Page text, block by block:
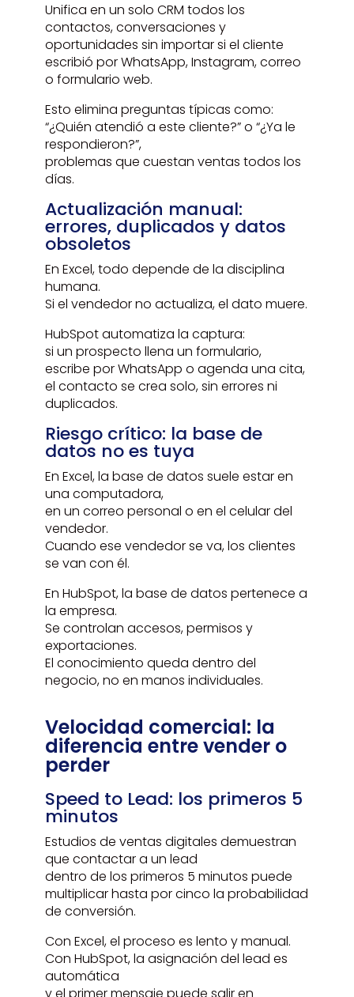
Unifica en un solo CRM todos los
contactos, conversaciones y
oportunidades sin importar si el cliente
escribió por WhatsApp, Instagram, correo
o formulario web.
Esto elimina preguntas típicas como:
“¿Quién atendió a este cliente?” o “¿Ya le
respondieron?”,
problemas que cuestan ventas todos los
días.
Actualización manual:
errores, duplicados y datos
obsoletos
En Excel, todo depende de la disciplina
humana.
Si el vendedor no actualiza, el dato muere.
HubSpot automatiza la captura:
si un prospecto llena un formulario,
escribe por WhatsApp o agenda una cita,
el contacto se crea solo, sin errores ni
duplicados.
Riesgo crítico: la base de
datos no es tuya
En Excel, la base de datos suele estar en
una computadora,
en un correo personal o en el celular del
vendedor.
Cuando ese vendedor se va, los clientes
se van con él.
En HubSpot, la base de datos pertenece a
la empresa.
Se controlan accesos, permisos y
exportaciones.
El conocimiento queda dentro del
negocio, no en manos individuales.
Velocidad comercial: la
diferencia entre vender o
perder
Speed to Lead: los primeros 5
minutos
Estudios de ventas digitales demuestran
que contactar a un lead
dentro de los primeros 5 minutos puede
multiplicar hasta por cinco la probabilidad
de conversión.
Con Excel, el proceso es lento y manual.
Con HubSpot, la asignación del lead es
automática